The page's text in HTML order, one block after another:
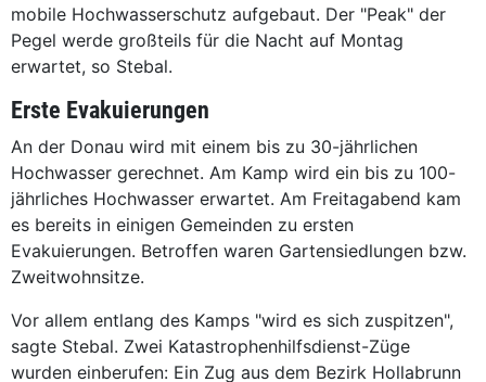
mobile Hochwasserschutz aufgebaut. Der "Peak" der
Pegel werde großteils für die Nacht auf Montag
erwartet, so Stebal.
Erste Evakuierungen
An der Donau wird mit einem bis zu 30-jährlichen
Hochwasser gerechnet. Am Kamp wird ein bis zu 100-
jährliches Hochwasser erwartet. Am Freitagabend kam
es bereits in einigen Gemeinden zu ersten
Evakuierungen. Betroffen waren Gartensiedlungen bzw.
Zweitwohnsitze.
Vor allem entlang des Kamps "wird es sich zuspitzen",
sagte Stebal. Zwei Katastrophenhilfsdienst-Züge
wurden einberufen: Ein Zug aus dem Bezirk Hollabrunn